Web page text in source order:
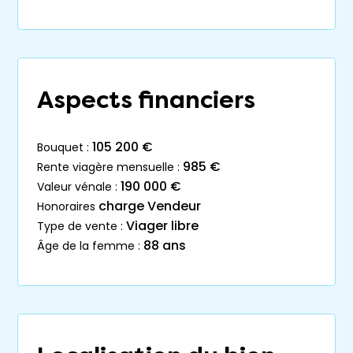
Aspects financiers
bouquet : 105 200 €
rente viagère mensuelle : 985 €
valeur vénale : 190 000 €
honoraires charge Vendeur
type de vente : Viager libre
âge de la femme : 88 ans